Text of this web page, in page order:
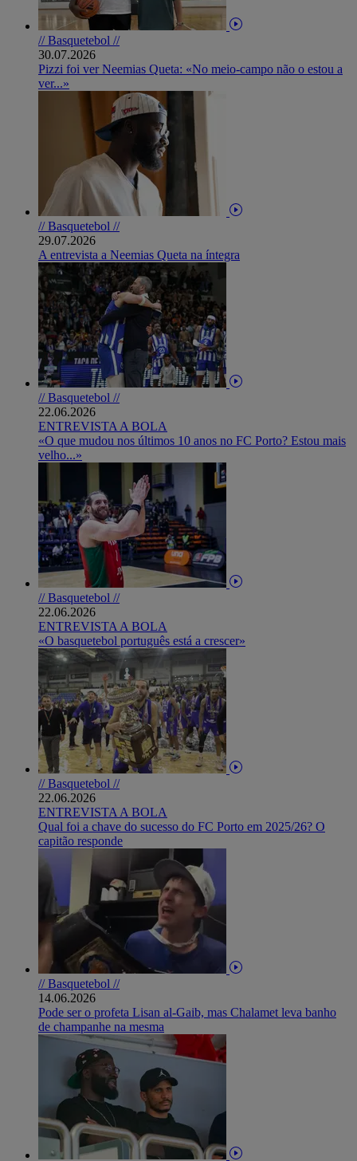
// Basquetebol //
30.07.2026
Pizzi foi ver Neemias Queta: «No meio-campo não o estou a
ver...»
// Basquetebol //
29.07.2026
A entrevista a Neemias Queta na íntegra
// Basquetebol //
22.06.2026
ENTREVISTA A BOLA
«O que mudou nos últimos 10 anos no FC Porto? Estou mais
velho...»
// Basquetebol //
22.06.2026
ENTREVISTA A BOLA
«O basquetebol português está a crescer»
// Basquetebol //
22.06.2026
ENTREVISTA A BOLA
Qual foi a chave do sucesso do FC Porto em 2025/26? O
capitão responde
// Basquetebol //
14.06.2026
Pode ser o profeta Lisan al-Gaib, mas Chalamet leva banho
de champanhe na mesma